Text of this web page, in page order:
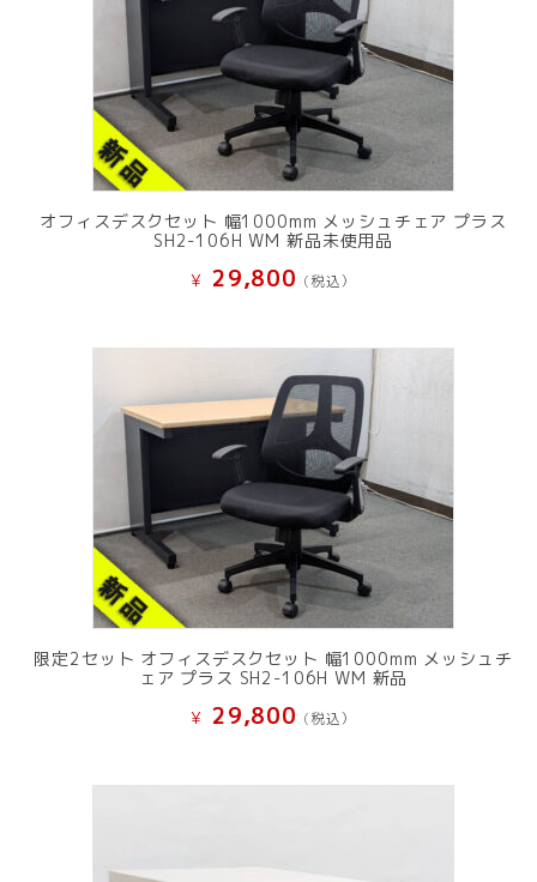
オフィスデスクセット 幅1000mm メッシュチェア プラス
SH2-106H WM 新品未使用品
¥ 29,800 (税込）
限定2セット オフィスデスクセット 幅1000mm メッシュチ
ェア プラス SH2-106H WM 新品
¥ 29,800 (税込）